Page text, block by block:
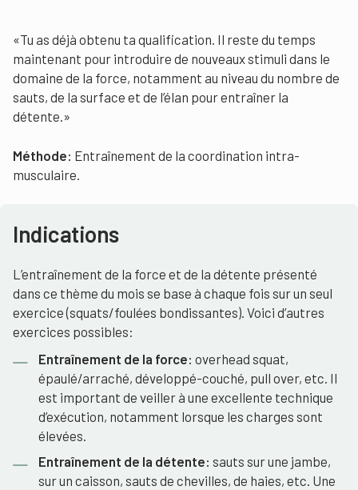
«Tu as déjà obtenu ta qualification. Il reste du temps
maintenant pour introduire de nouveaux stimuli dans le
domaine de la force, notamment au niveau du nombre de
sauts, de la surface et de l’élan pour entraîner la
détente.»
Méthode: Entraînement de la coordination intra-
musculaire.
Indications
L’entraînement de la force et de la détente présenté
dans ce thème du mois se base à chaque fois sur un seul
exercice (squats/foulées bondissantes). Voici d’autres
exercices possibles:
Entraînement de la force: overhead squat,
épaulé/arraché, développé-couché, pull over, etc. Il
est important de veiller à une excellente technique
d’exécution, notamment lorsque les charges sont
élevées.
Entraînement de la détente: sauts sur une jambe,
sur un caisson, sauts de chevilles, de haies, etc. Une